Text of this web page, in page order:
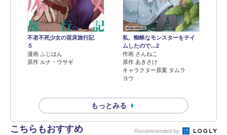
不老不死少女の苗床旅行記
５
漫画 ふじはん
原作 ルナ・ウサギ
私、蜘蛛なモンスターをテイ
ムしたので…2
作画 さんねこ
原作 あきさけ
キャラクター原案 タムラ
ヨウ
もっとみる
こちらもおすすめ Recommended by